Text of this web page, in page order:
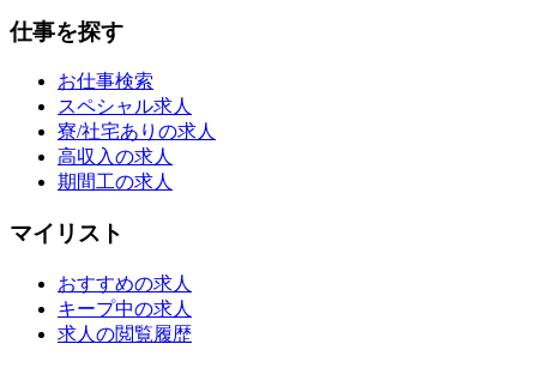
仕事を探す
お仕事検索
スペシャル求人
寮/社宅ありの求人
高収入の求人
期間工の求人
マイリスト
おすすめの求人
キープ中の求人
求人の閲覧履歴